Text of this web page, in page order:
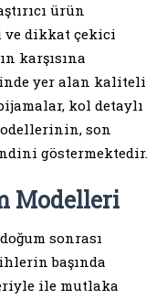
ürün
ve dikkat çekici
karşısına
yer alan kaliteli
kol detaylı
son
göstermektedir.
Modelleri
sonrası
başında
ile mutlaka